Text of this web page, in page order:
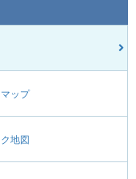
ップ
地図